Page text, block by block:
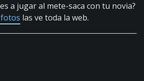
a jugar al mete-saca con tu novia?
las ve toda la web.